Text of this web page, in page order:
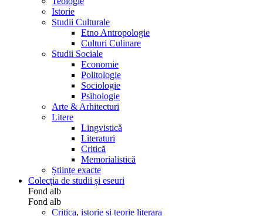
Istorie
Studii Culturale
Etno Antropologie
Culturi Culinare
Studii Sociale
Economie
Politologie
Sociologie
Psihologie
Arte & Arhitecturi
Litere
Lingvistică
Literaturi
Critică
Memorialistică
Științe exacte
Colecția de studii și eseuri
Fond alb
Fond alb
Critica, istorie si teorie literara